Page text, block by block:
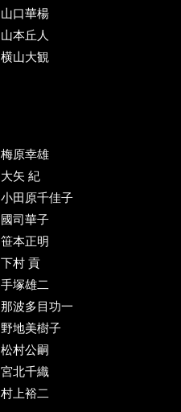
山口華楊
山本丘人
横山大観
梅原幸雄
大矢 紀
小田原千佳子
國司華子
笹本正明
下村 貢
手塚雄二
那波多目功一
野地美樹子
松村公嗣
宮北千織
村上裕二